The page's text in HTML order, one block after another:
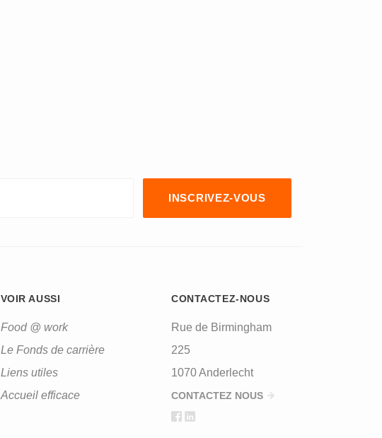
VOIR AUSSI
Food @ work
Le Fonds de carrière
Liens utiles
Accueil efficace
CONTACTEZ-NOUS
Rue de Birmingham
225
1070 Anderlecht
CONTACTEZ NOUS